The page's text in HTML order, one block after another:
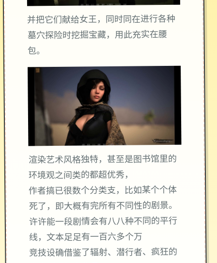
并把它们献给女王，同时同在进行各种
墓穴探险时挖掘宝藏，用此充实在腰
包。
渲染艺术风格独特，甚至是图书馆里的
环境观之间类的都超优秀，
作者搞已很数个分类支，比如某个个体
死了，即大概有完所有不同性的剧景。
许许能一段剧情会有八八种不同的平行
线，文本足足有一百六多个万
竞技设确借鉴了辐射、潜行者、疯狂的